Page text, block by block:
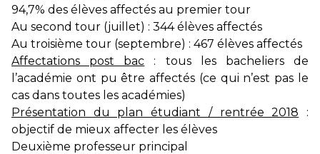
94,7% des élèves affectés au premier tour
Au second tour (juillet) : 344 élèves affectés
Au troisième tour (septembre) : 467 élèves affectés
Affectations post bac : tous les bacheliers de
l’académie ont pu être affectés (ce qui n’est pas le
cas dans toutes les académies)
Présentation du plan étudiant / rentrée 2018 :
objectif de mieux affecter les élèves
Deuxième professeur principal